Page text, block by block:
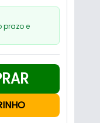
prazo e